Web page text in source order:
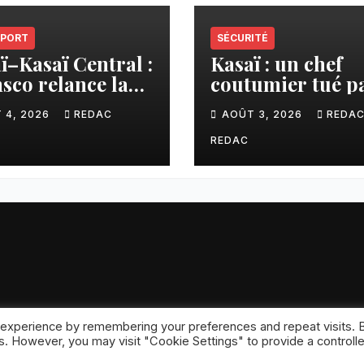
Central :
relance la
Tshikapa–
pour
les échanges
4, 2026 REDAC
SÉCURITÉ
Kasaï : un chef
coutumier tué
balle par un
à Kamuesha, la
tension monte
AOÛT 3, 2026 REDAC
REDAC
.
by remembering your preferences and repeat visits.
However, you may visit "Cookie Settings" to provide a